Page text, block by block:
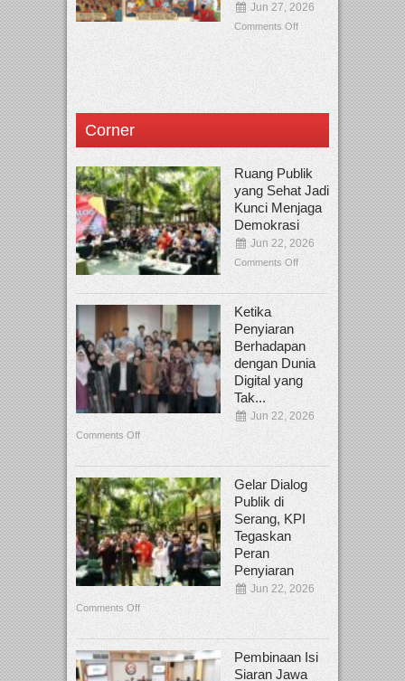
Jun 27, 2026
Comments Off
Corner
Ruang Publik
yang Sehat Jadi
Kunci Menjaga
Demokrasi
Jun 22, 2026
Comments Off
Ketika
Penyiaran
Berhadapan
dengan Dunia
Digital yang
Tak...
Jun 22, 2026
Comments Off
Gelar Dialog
Publik di
Serang, KPI
Tegaskan
Peran
Penyiaran
Jun 22, 2026
Comments Off
Pembinaan Isi
Siaran Jawa